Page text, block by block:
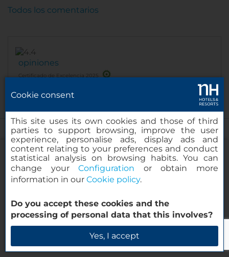
NH Collection Barcelona Gran Hotel
Calderón
Verificar disponibilidad
opiniones
Certificado de Excelencia 2025
Todos los comentarios
Hoteles cercanos
NH Barcelona Eixample
NH Collection Barcelona Pódium
Ver todos los hoteles en Barcelona
Cookie consent
This site uses its own cookies and those of third
parties to support browsing, improve the user
experience, personalise ads, display ads and
content relating to your preferences and conduct
statistical analysis on browsing habits. You can
change yourConfiguration or obtain more
information in our Cookie policy.
Do you accept these cookies and the
processing of personal data that this involves?
Yes, I accept